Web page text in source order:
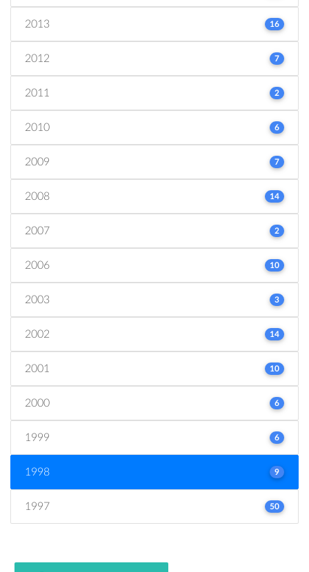
2013 16
2012 7
2011 2
2010 6
2009 7
2008 14
2007 2
2006 10
2003 3
2002 14
2001 10
2000 6
1999 6
1998 9
1997 50